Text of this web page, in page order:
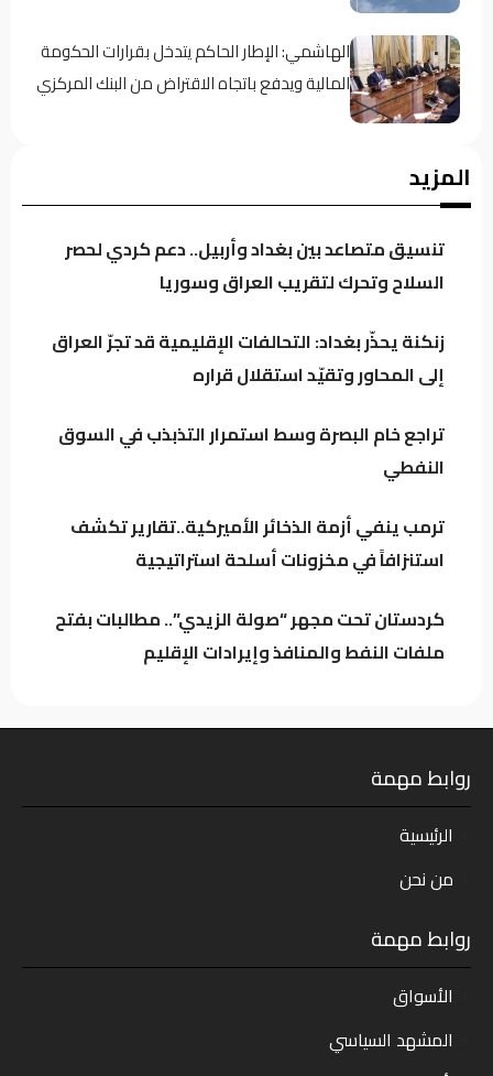
الهاشمي: الإطار الحاكم يتدخل بقرارات الحكومة
المالية ويدفع باتجاه الاقتراض من البنك المركزي
سجن النجف: نوفر 60 جهاز اتصال للنزلاء للتواصل
مع ذويهم
المرصد الأخضر يحذر من تفاقم ظاهرة نفوق
السوق النفطي
المزيد
تنسيق متصاعد بين بغداد وأربيل.. دعم كردي لحصر
السلاح وتحرك لتقريب العراق وسوريا
زنكنة يحذّر بغداد: التحالفات الإقليمية قد تجرّ العراق
إلى المحاور وتقيّد استقلال قراره
تراجع خام البصرة وسط استمرار التذبذب في السوق
النفطي
ترمب ينفي أزمة الذخائر الأميركية..تقارير تكشف
استنزافاً في مخزونات أسلحة استراتيجية
كردستان تحت مجهر “صولة الزيدي”.. مطالبات بفتح
ملفات النفط والمنافذ وإيرادات الإقليم
روابط مهمة
الرئيسية
من نحن
روابط مهمة
الأسواق
المشهد السياسي